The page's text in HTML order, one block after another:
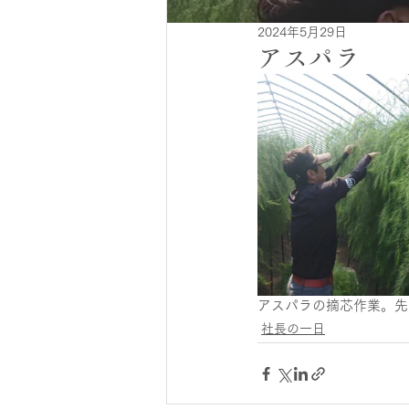
アスパラ
2024年5月29日
アスパラの摘芯作業。
社長の一日